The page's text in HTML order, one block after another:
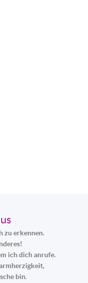
zu erkennen.
ich dich anrufe.
bin.